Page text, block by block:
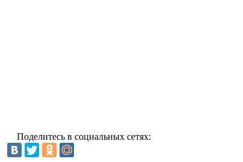
Поделитесь в социальных сетях: